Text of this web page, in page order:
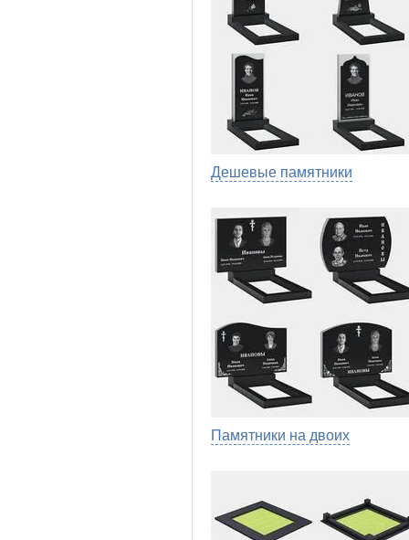
Дешевые памятники
Памятники на двоих